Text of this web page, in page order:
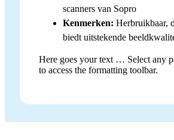
scanners van Sopro
Kenmerken: Herbruikbaar,
biedt uitstekende
Here goes your text … Select any
to access the formatting toolbar.